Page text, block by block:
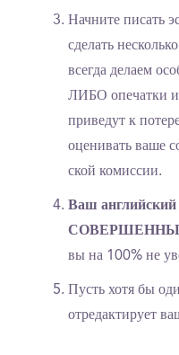
Начните писать
сделать
всегда делаем
ЛИБО опечатки
приведут к
оценивать ваше
ской комиссии.
Ваш
вы на 100% не
Пусть хотя бы
отредактирует